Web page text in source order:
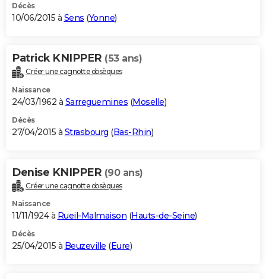
Décès
10/06/2015 à Sens (Yonne)
Patrick KNIPPER (53 ans)
Créer une cagnotte obsèques
Naissance
24/03/1962 à Sarreguemines (Moselle)
Décès
27/04/2015 à Strasbourg (Bas-Rhin)
Denise KNIPPER (90 ans)
Créer une cagnotte obsèques
Naissance
11/11/1924 à Rueil-Malmaison (Hauts-de-Seine)
Décès
25/04/2015 à Beuzeville (Eure)